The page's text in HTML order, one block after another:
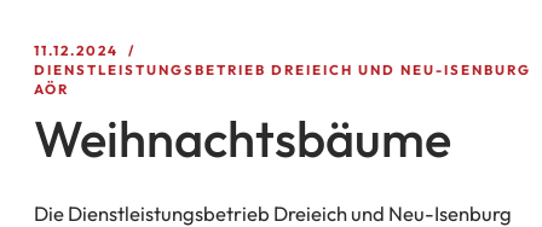
11.12.2024
DIENSTLEISTUNGSBETRIEB DREIEICH UND NEU-ISENBURG
AÖR
Weihnachtsbäume
Die Dienstleistungsbetrieb Dreieich und Neu-Isenburg